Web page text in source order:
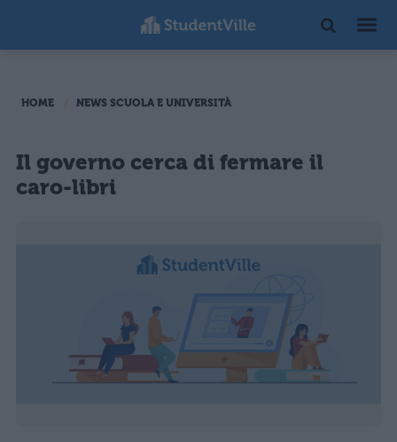
HOME NEWS SCUOLA E UNIVERSITÀ
Il governo cerca di fermare il
caro-libri